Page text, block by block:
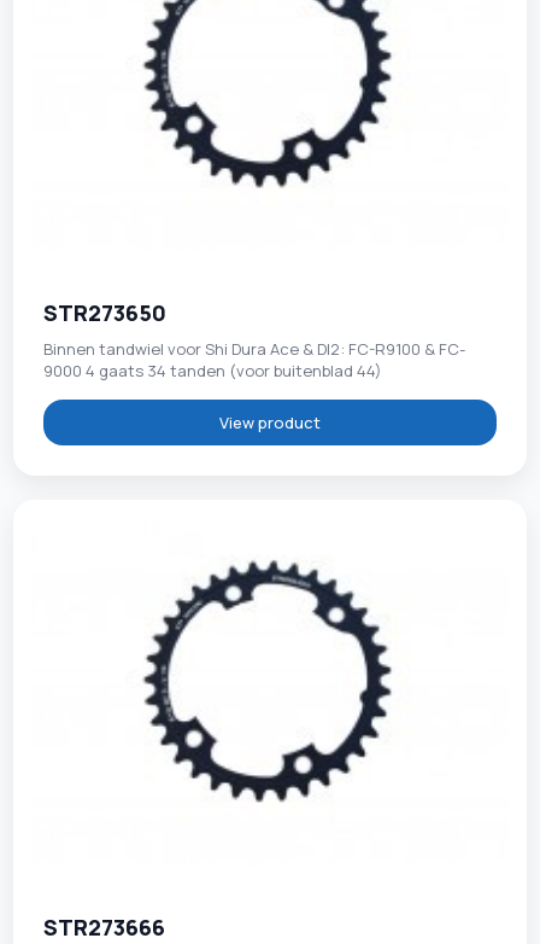
STR273650
Binnen tandwiel voor Shi Dura Ace & DI2: FC-R9100 & FC-
9000 4 gaats 34 tanden (voor buitenblad 44)
View product
STR273666